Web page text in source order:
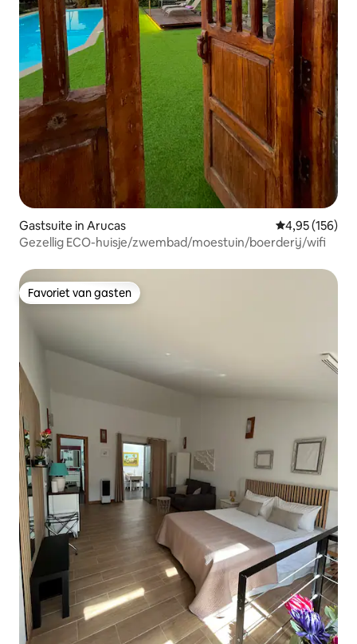
Gastsuite in Arucas Gemiddelde
4,95 (156)
Gezellig ECO-huisje/zwembad/moestuin/boerderij/wifi
Favoriet van gasten
Favoriet van gasten